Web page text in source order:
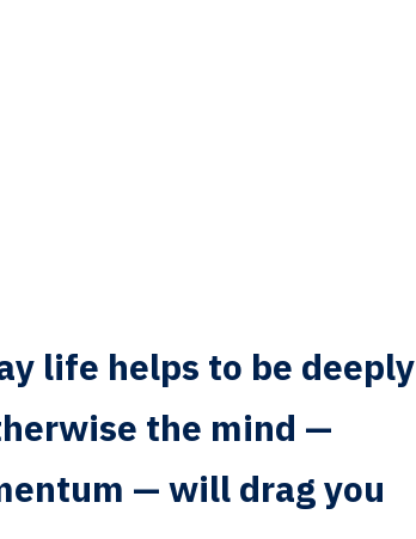
life helps to be deeply
the mind —
— will drag you